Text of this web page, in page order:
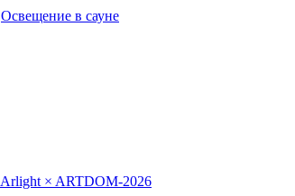
Освещение в сауне
Arlight × ARTDOM-2026